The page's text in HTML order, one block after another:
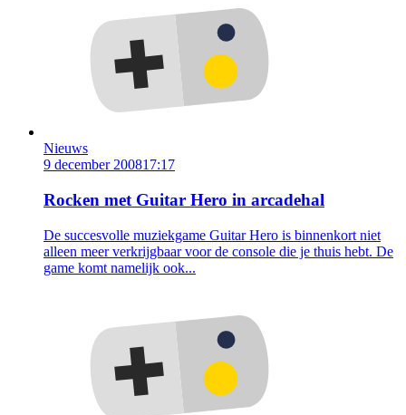
Nieuws
9 december 200817:17
Rocken met Guitar Hero in arcadehal
De succesvolle muziekgame Guitar Hero is binnenkort niet
alleen meer verkrijgbaar voor de console die je thuis hebt. De
game komt namelijk ook...